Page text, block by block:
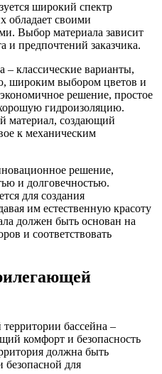
широкий спектр
обладает своими
Выбор материала зависит
и предпочтений заказчика.
– классические варианты,
широким выбором цветов и
решение, простое
гидроизоляцию.
создающий
к механическим
решение,
и долговечностью.
для создания
им естественную красоту
должен быть основан на
и соответствовать
бассейна –
комфорт и безопасность
должна быть
безопасной для